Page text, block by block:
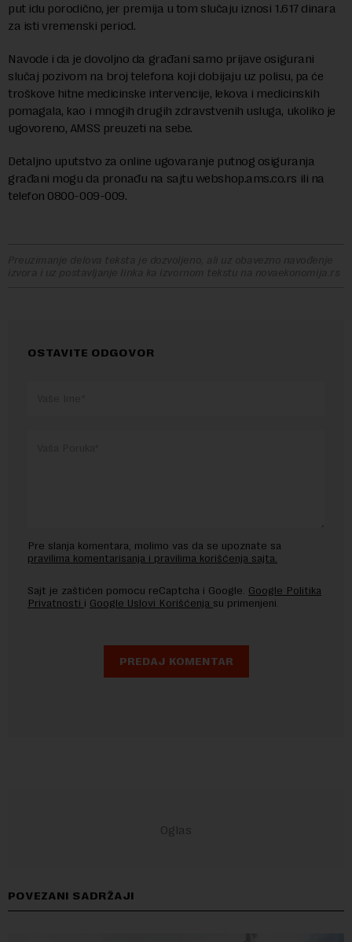
put idu porodično, jer premija u tom slučaju iznosi 1.617 dinara
za isti vremenski period.
Navode i da je dovoljno da građani samo prijave osigurani
slučaj pozivom na broj telefona koji dobijaju uz polisu, pa će
troškove hitne medicinske intervencije, lekova i medicinskih
pomagala, kao i mnogih drugih zdravstvenih usluga, ukoliko je
ugovoreno, AMSS preuzeti na sebe.
Detaljno uputstvo za online ugovaranje putnog osiguranja
građani mogu da pronađu na sajtu webshop.ams.co.rs ili na
telefon 0800-009-009.
Preuzimanje delova teksta je dozvoljeno, ali uz obavezno navođenje
izvora i uz postavljanje linka ka izvornom tekstu na novaekonomija.rs
OSTAVITE ODGOVOR
Pre slanja komentara, molimo vas da se upoznate sa
pravilima komentarisanja i pravilima korišćenja sajta.
Sajt je zaštićen pomocu reCaptcha i Google. Google Politika
Privatnosti i Google Uslovi Korišćenja su primenjeni.
POVEZANI SADRŽAJI